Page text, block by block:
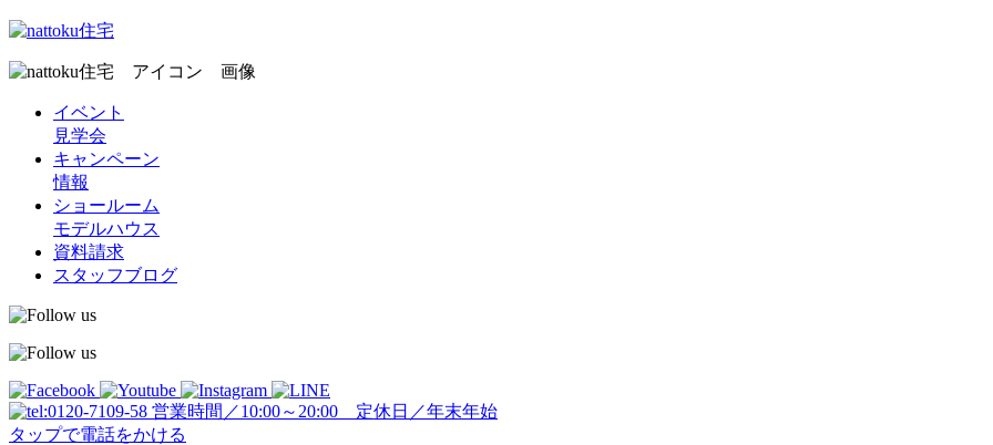
イベント
見学会
キャンペーン
情報
ショールーム
モデルハウス
資料請求
スタッフブログ
営業時間／10:00～20:00 定休日／年末年始
タップで電話をかける